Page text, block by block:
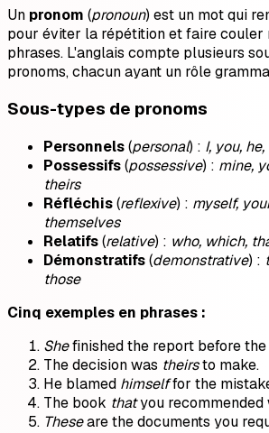
Un pronom (pronoun) est un mot qui
pour éviter la répétition et faire couler
phrases. L'anglais compte plusieurs
pronoms, chacun ayant un rôle
Sous-types de pronoms
Personnels(personal) : I, you,
Possessifs(possessive) : mine,
theirs
Réfléchis(reflexive) : myself,
themselves
Relatifs(relative) : who, which,
Démonstratifs(demonstrative) :
those
Cinq exemples en phrases :
Shefinished the report before the
The decision was theirsto make.
He blamed himselffor the
The book thatyou recommended
Theseare the documents you